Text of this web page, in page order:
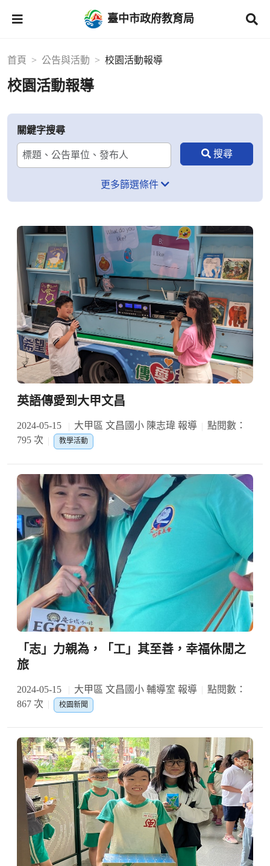
臺中市政府教育局
首頁 公告與活動 校園活動報導
校園活動報導
關鍵字搜尋
更多篩選條件
英語傳愛到大甲文昌
2024-05-15 大甲區 文昌國小 陳志瑋 報導
點閱數：
795 次
教學活動
「志」力親為，「工」其至善，幸福休閒之
旅
2024-05-15 大甲區 文昌國小 輔導室 報導
點閱數：
867 次
校園新聞